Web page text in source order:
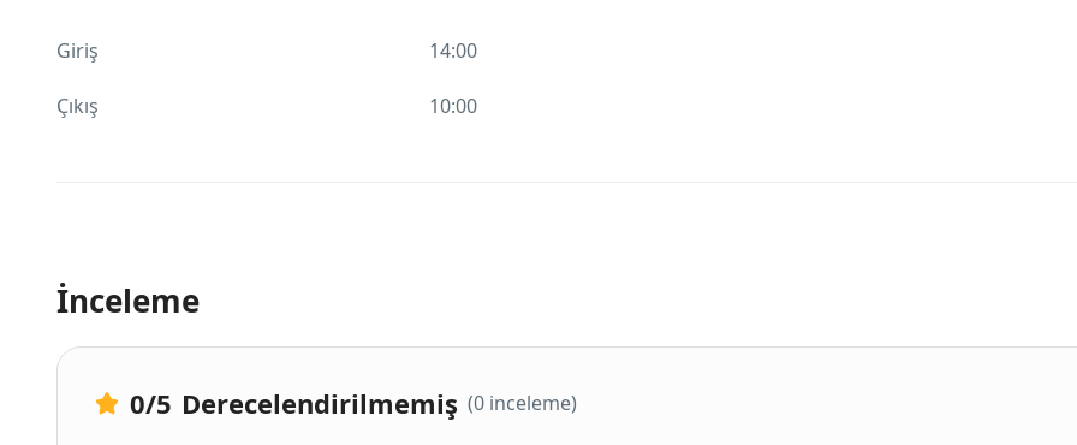
Giriş 14:00
Çıkış 10:00
İnceleme
0/5 Derecelendirilmemiş (0 inceleme)